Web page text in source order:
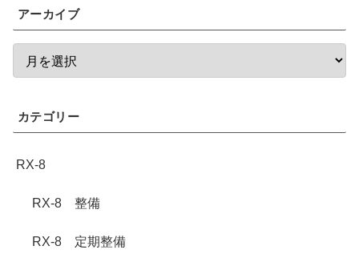
アーカイブ
カテゴリー
RX-8
RX-8 整備
RX-8 定期整備